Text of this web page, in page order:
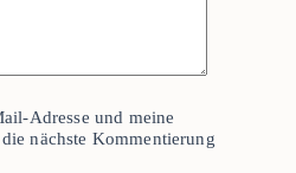
Adresse und meine
nächste Kommentierung